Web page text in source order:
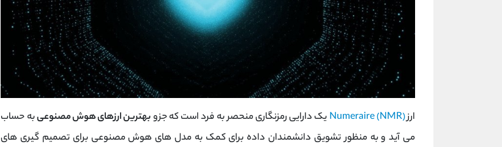
ارزNumeraire (NMR) یک دارایی رمزنگاری منحصر به فرد است که جزوبهترین ارزهای هوش مصنوعیبه حساب
می آید و به منظور تشویق دانشمندان داده برای کمک به مدل های هوش مصنوعی برای تصمیم گیری های